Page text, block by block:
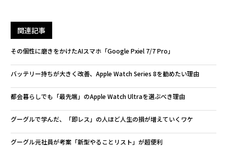
関連記事
その個性に磨きをかけたAIスマホ「Google Pxiel 7/7 Pro」
バッテリー持ちが大きく改善、Apple Watch Series 8を勧めたい理由
都会暮らしでも「最先端」のApple Watch Ultraを選ぶべき理由
グーグルで学んだ、「即レス」の人ほど人生の損が増えていくワケ
グーグル元社員が考案「新型やることリスト」が超便利